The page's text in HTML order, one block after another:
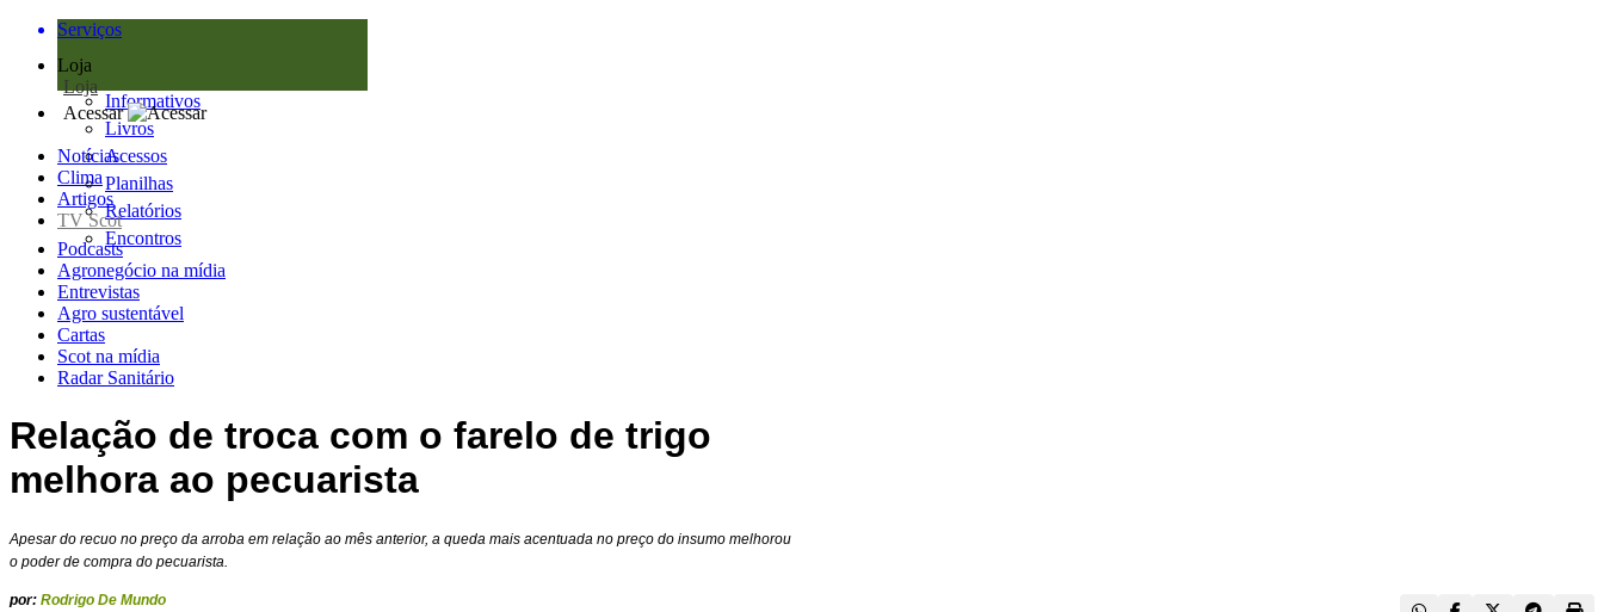
Serviços
Loja
Loja
Informativos
Livros
Acessos
Planilhas
Relatórios
Encontros
Acessar
Notícias
Clima
Artigos
TV Scot
Podcasts
Agronegócio na mídia
Entrevistas
Agro sustentável
Cartas
Scot na mídia
Radar Sanitário
Relação de troca com o farelo de trigo
melhora ao pecuarista
Apesar do recuo no preço da arroba em relação ao mês anterior, a queda mais acentuada no preço do insumo melhorou
o poder de compra do pecuarista.
por: Rodrigo De Mundo